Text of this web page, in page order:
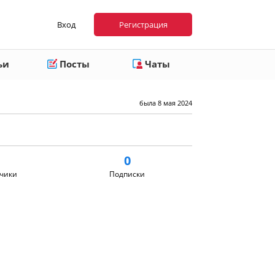
Вход Регистрация
Посты Чаты
была 8 мая 2024
0
Подписки